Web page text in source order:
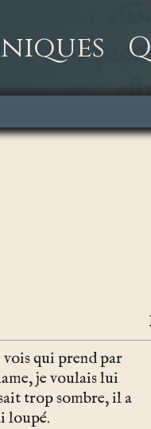
qui prend par
je voulais lui
trop sombre, il a
loupé.